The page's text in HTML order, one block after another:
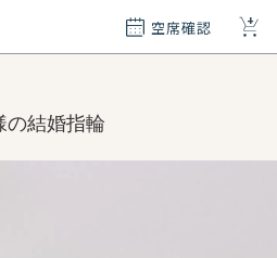
空席確認 +
の結婚指輪